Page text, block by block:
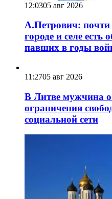
12:0305 авг 2026
А.Петрович:
городе и селе есть
павших в годы
11:2705 авг 2026
В Литве мужчина
ограничения
социальной сети